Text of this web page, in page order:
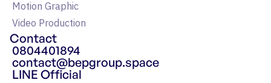
Motion Graphic
Video Production
Contact
0804401894
contact@bepgroup.space
LINE Official